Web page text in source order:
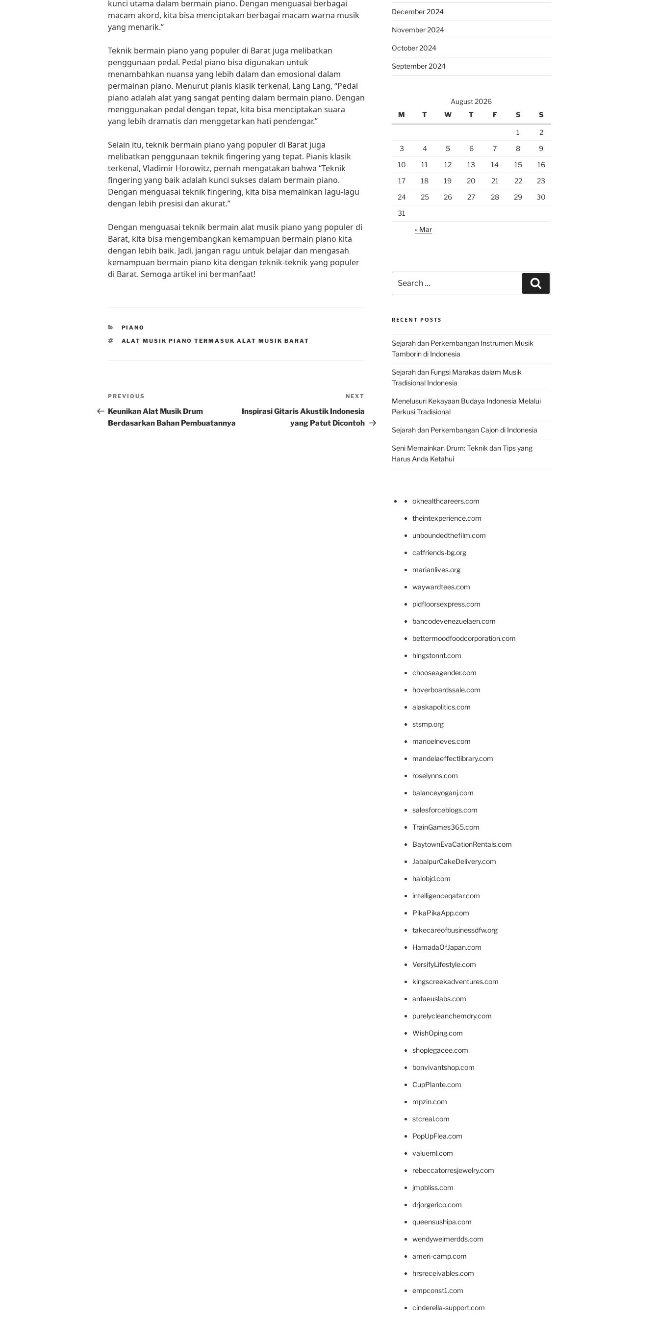
kunci utama dalam bermain piano. Dengan menguasai berbagai
macam akord, kita bisa menciptakan berbagai macam warna musik
yang menarik.”
Teknik bermain piano yang populer di Barat juga melibatkan
penggunaan pedal. Pedal piano bisa digunakan untuk
menambahkan nuansa yang lebih dalam dan emosional dalam
permainan piano. Menurut pianis klasik terkenal, Lang Lang, “Pedal
piano adalah alat yang sangat penting dalam bermain piano. Dengan
menggunakan pedal dengan tepat, kita bisa menciptakan suara
yang lebih dramatis dan menggetarkan hati pendengar.”
Selain itu, teknik bermain piano yang populer di Barat juga
melibatkan penggunaan teknik fingering yang tepat. Pianis klasik
terkenal, Vladimir Horowitz, pernah mengatakan bahwa “Teknik
fingering yang baik adalah kunci sukses dalam bermain piano.
Dengan menguasai teknik fingering, kita bisa memainkan lagu-lagu
dengan lebih presisi dan akurat.”
Dengan menguasai teknik bermain alat musik piano yang populer di
Barat, kita bisa mengembangkan kemampuan bermain piano kita
dengan lebih baik. Jadi, jangan ragu untuk belajar dan mengasah
kemampuan bermain piano kita dengan teknik-teknik yang populer
di Barat. Semoga artikel ini bermanfaat!
CATEGORIES
PIANO
TAGS
ALAT MUSIK PIANO TERMASUK ALAT MUSIK BARAT
Post
navigation
Previous
Post
PREVIOUS
Keunikan Alat Musik Drum
Berdasarkan Bahan Pembuatannya
NEXT
Inspirasi Gitaris Akustik Indonesia
yang Patut Dicontoh
December 2024
November 2024
October 2024
September 2024
August 2026
M
T W T F S S
1
2
3
4 5 6 7 8
9
10
11 12 13 14 15
16
17
18 19 20 21 22
23
24
25 26 27 28 29
30
31
« Mar
for:
RECENT POSTS
Sejarah dan Perkembangan Instrumen Musik
Tamborin di Indonesia
Sejarah dan Fungsi Marakas dalam Musik
Tradisional Indonesia
Menelusuri Kekayaan Budaya Indonesia Melalui
Perkusi Tradisional
Sejarah dan Perkembangan Cajon di Indonesia
Seni Memainkan Drum: Teknik dan Tips yang
Harus Anda Ketahui
okhealthcareers.com
theintexperience.com
unboundedthefilm.com
catfriends-bg.org
marianlives.org
waywardtees.com
pidfloorsexpress.com
bancodevenezuelaen.com
bettermoodfoodcorporation.com
hingstonnt.com
chooseagender.com
hoverboardssale.com
alaskapolitics.com
stsmp.org
manoelneves.com
mandelaeffectlibrary.com
roselynns.com
balanceyoganj.com
salesforceblogs.com
TrainGames365.com
BaytownEvaCationRentals.com
JabalpurCakeDelivery.com
halobjd.com
intelligenceqatar.com
PikaPikaApp.com
takecareofbusinessdfw.org
HamadaOfJapan.com
VersifyLifestyle.com
kingscreekadventures.com
antaeuslabs.com
purelycleanchemdry.com
WishOping.com
shoplegacee.com
bonvivantshop.com
CupPlante.com
mpzin.com
stcreal.com
PopUpFlea.com
valueml.com
rebeccatorresjewelry.com
jmpbliss.com
drjorgerico.com
queensushipa.com
wendyweimerdds.com
ameri-camp.com
hrsreceivables.com
empconst1.com
cinderella-support.com